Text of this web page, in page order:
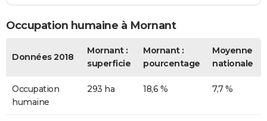
Occupation humaine à Mornant
Données 2018
Mornant :
superficie
Mornant :
pourcentage
Moyenne
nationale
Occupation
humaine
293 ha 18,6 % 7,7 %